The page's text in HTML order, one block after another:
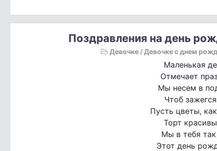
Поздравления на день
Девочке /Девочке с днем
Маленькая
Отмечает
Мы несем в
Чтоб
Пусть цветы,
Торт
Мы в тебя
Этот день